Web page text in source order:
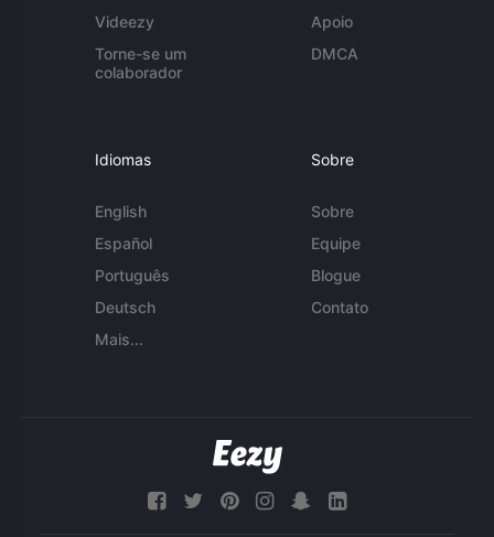
Videezy
Torne-se um
colaborador
Apoio
DMCA
Idiomas
English
Español
Português
Deutsch
Mais...
Sobre
Sobre
Equipe
Blogue
Contato